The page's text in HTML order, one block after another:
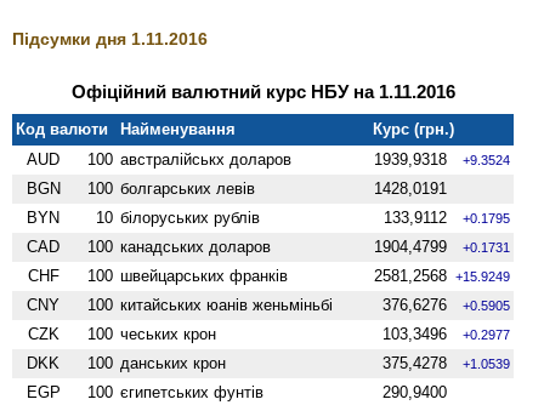
Підсумки дня 1.11.2016
Офіційний валютний курс НБУ на 1.11.2016
Код валюти Найменування
Курс (грн.)
AUD
100 австралійськх доларов 1939,9318 +9.3524
BGN 100 болгарських левів
1428,0191
BYN
10 білоруських рублів 133,9112 +0.1795
CAD 100 канадських доларов 1904,4799 +0.1731
CHF 100 швейцарських франків 2581,2568 +15.9249
CNY 100 китайських юанів женьмiньбi 376,6276 +0.5905
CZK 100 чеських крон 103,3496 +0.2977
DKK 100 данських крон 375,4278 +1.0539
EGP 100 єгипетських фунтів
290,9400